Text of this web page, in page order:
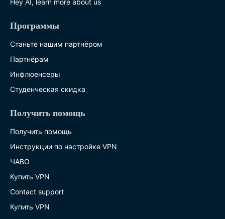
Программы
Станьте нашим партнёром
Партнёрам
Инфлюенсеры
Студенческая скидка
Получить помощь
Получить помощь
Инструкции по настройке VPN
ЧАВО
Купить VPN
Contact support
Купить VPN